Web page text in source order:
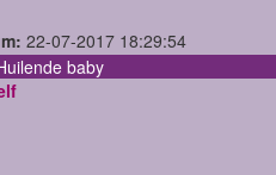
22-07-2017 18:29:54
baby